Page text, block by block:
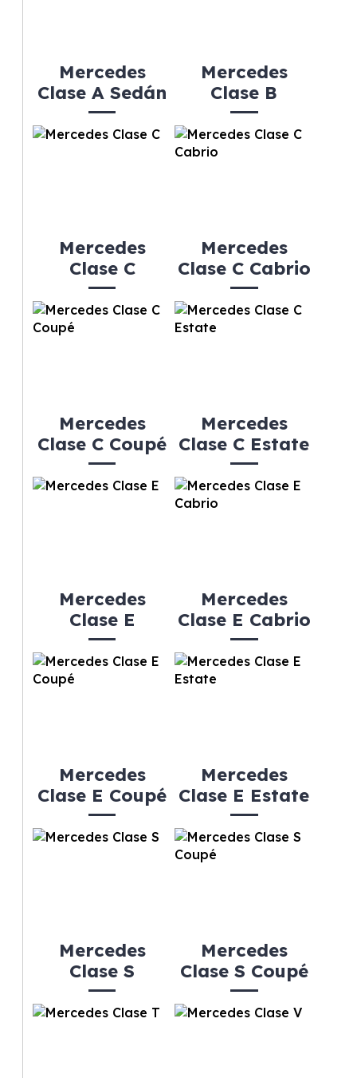
Mercedes
Clase A Sedán
Mercedes
Clase B
Mercedes
Clase C
Mercedes
Clase C Cabrio
Mercedes
Clase C Coupé
Mercedes
Clase C Estate
Mercedes
Clase E
Mercedes
Clase E Cabrio
Mercedes
Clase E Coupé
Mercedes
Clase E Estate
Mercedes
Clase S
Mercedes
Clase S Coupé